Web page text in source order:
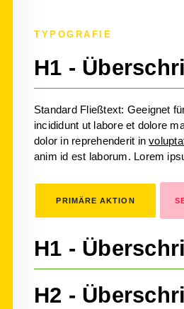
TYPOGRAFIE
H1 -
Standard Fließtext: Geeignet
incididunt ut labore et dolore
dolor in reprehenderit in
anim id est laborum. Lorem
PRIMÄRE AKTION
H1 -
H2 -